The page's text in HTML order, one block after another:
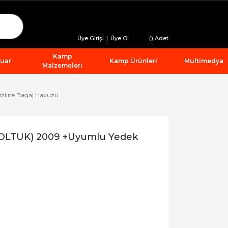
Üye Girişi | Üye Ol () Adet
Kamp
Malzemeleri
Kamp Ürünleri Multimedya
Bagaj Havuzu
2009 +Uyumlu Yedek